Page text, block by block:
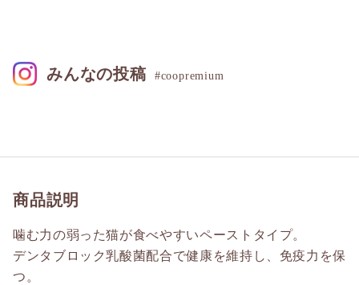
商品説明
噛む力の弱った猫が食べやすいペーストタイプ。
デンタブロック乳酸菌配合で健康を維持し、免疫力を保
つ。
みんなの投稿 #coopremium